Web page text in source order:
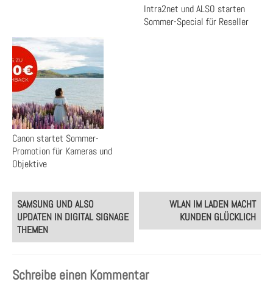
Intra2net und ALSO starten
Sommer-Special für Reseller
Canon startet Sommer-
Promotion für Kameras und
Objektive
Post
navigation
SAMSUNG UND ALSO
UPDATEN IN DIGITAL SIGNAGE
THEMEN
WLAN IM LADEN MACHT
KUNDEN GLÜCKLICH
Schreibe einen Kommentar